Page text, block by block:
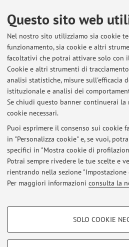
Questo sito web
Nel nostro sito utilizziamo sia cookie
funzionamento, sia cookie e altri
facoltativi che potrai attivare solo con
Cookie e altri strumenti di
analisi statistiche, misure sull'efficacia
istituzionale e analisi dei
Se chiudi questo banner continuerai la
cookie necessari.
Puoi esprimere il consenso sui cookie
in "Personalizza cookie" e, se vuoi,
specifici in "Mostra cookie di
Potrai sempre rivedere le tue scelte e
rientrando nella sezione
Per maggiori informazioni consulta la
COOKIE DI PROFILAZIONE -
SOLO COOKIE
Contatti
E-mail: giacomo.lupi2@unibo.it
Dipartimento di Ingegneria
Viale Risorgimento 2, Bologna -
Ultimi
Al momento non sono
Area riservata
Accedi tramiteloginper gestire tutti i